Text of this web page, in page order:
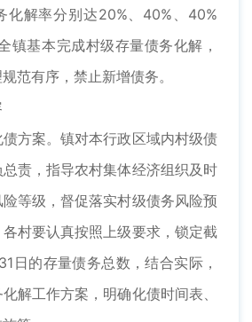
化解率分别达20%、40%、40%
镇基本完成村级存量债务化解，
范有序，禁止新增债务。
案。镇对本行政区域内村级债
责，指导农村集体经济组织及时
等级，督促落实村级债务风险预
村要认真按照上级要求，锁定截
日的存量债务总数，结合实际，
解工作方案，明确化债时间表、